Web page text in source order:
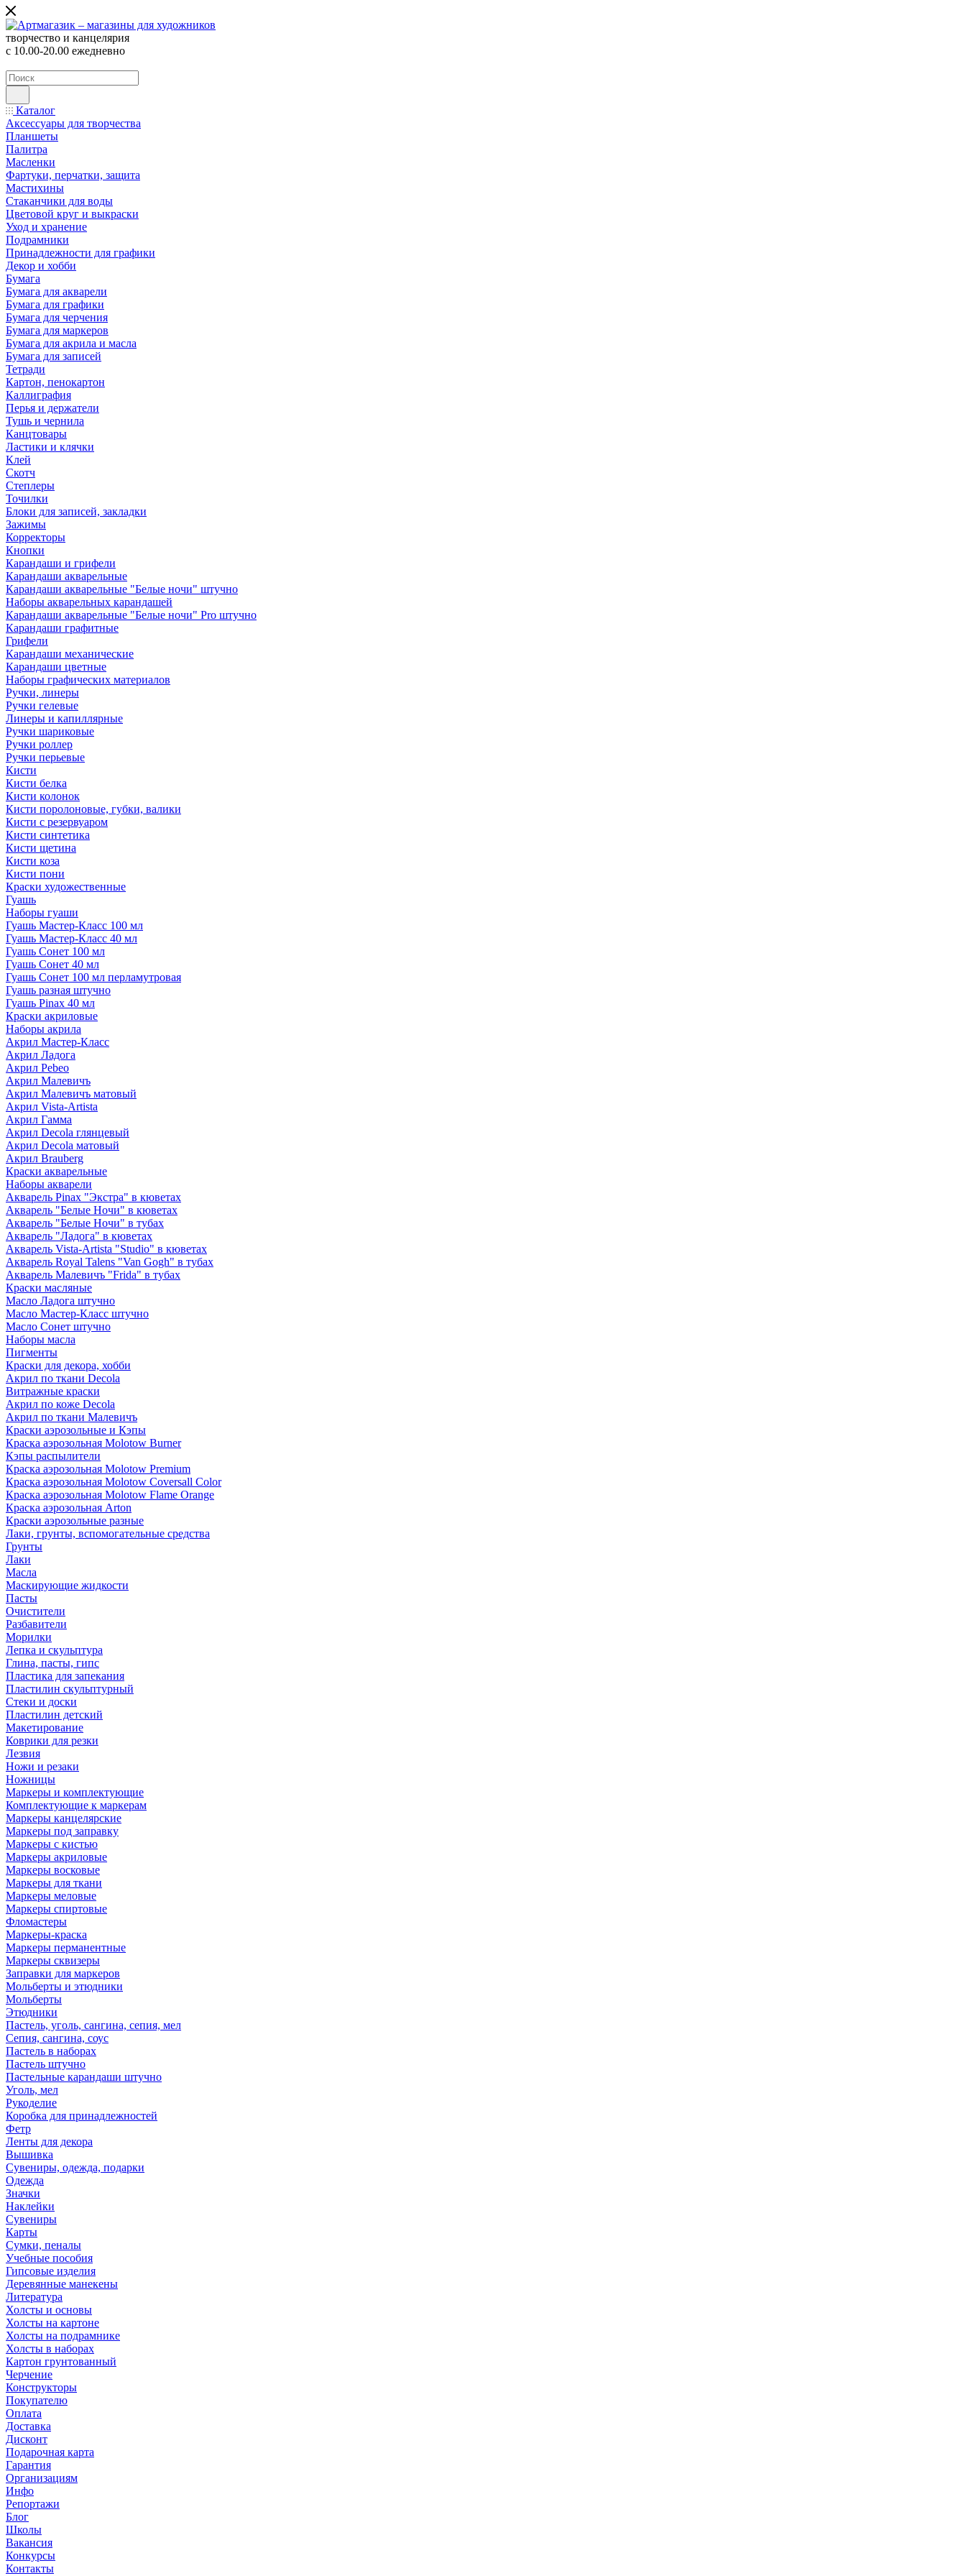
творчество и канцелярия
с 10.00-20.00 ежедневно
Каталог
Аксессуары для творчества
Планшеты
Палитра
Масленки
Фартуки, перчатки, защита
Мастихины
Стаканчики для воды
Цветовой круг и выкраски
Уход и хранение
Подрамники
Принадлежности для графики
Декор и хобби
Бумага
Бумага для акварели
Бумага для графики
Бумага для черчения
Бумага для маркеров
Бумага для акрила и масла
Бумага для записей
Тетради
Картон, пенокартон
Каллиграфия
Перья и держатели
Тушь и чернила
Канцтовары
Ластики и клячки
Клей
Скотч
Степлеры
Точилки
Блоки для записей, закладки
Зажимы
Корректоры
Кнопки
Карандаши и грифели
Карандаши акварельные
Карандаши акварельные "Белые ночи" штучно
Наборы акварельных карандашей
Карандаши акварельные "Белые ночи" Pro штучно
Карандаши графитные
Грифели
Карандаши механические
Карандаши цветные
Наборы графических материалов
Ручки, линеры
Ручки гелевые
Линеры и капиллярные
Ручки шариковые
Ручки роллер
Ручки перьевые
Кисти
Кисти белка
Кисти колонок
Кисти поролоновые, губки, валики
Кисти с резервуаром
Кисти синтетика
Кисти щетина
Кисти коза
Кисти пони
Краски художественные
Гуашь
Наборы гуаши
Гуашь Мастер-Класс 100 мл
Гуашь Мастер-Класс 40 мл
Гуашь Сонет 100 мл
Гуашь Сонет 40 мл
Гуашь Сонет 100 мл перламутровая
Гуашь разная штучно
Гуашь Pinax 40 мл
Краски акриловые
Наборы акрила
Акрил Мастер-Класс
Акрил Ладога
Акрил Pebeo
Акрил Малевичъ
Акрил Малевичъ матовый
Акрил Vista-Artista
Акрил Гамма
Акрил Decola глянцевый
Акрил Decola матовый
Акрил Brauberg
Краски акварельные
Наборы акварели
Акварель Pinax "Экстра" в кюветах
Акварель "Белые Ночи" в кюветах
Акварель "Белые Ночи" в тубах
Акварель "Ладога" в кюветах
Акварель Vista-Artista "Studio" в кюветах
Акварель Royal Talens "Van Gogh" в тубах
Акварель Малевичъ "Frida" в тубах
Краски масляные
Масло Ладога штучно
Масло Мастер-Класс штучно
Масло Сонет штучно
Наборы масла
Пигменты
Краски для декора, хобби
Акрил по ткани Decola
Витражные краски
Акрил по коже Decola
Акрил по ткани Малевичъ
Краски аэрозольные и Кэпы
Краска аэрозольная Molotow Burner
Кэпы распылители
Краска аэрозольная Molotow Premium
Краска аэрозольная Molotow Coversall Color
Краска аэрозольная Molotow Flame Orange
Краска аэрозольная Arton
Краски аэрозольные разные
Лаки, грунты, вспомогательные средства
Грунты
Лаки
Масла
Маскирующие жидкости
Пасты
Очистители
Разбавители
Морилки
Лепка и скульптура
Глина, пасты, гипс
Пластика для запекания
Пластилин скульптурный
Стеки и доски
Пластилин детский
Макетирование
Коврики для резки
Лезвия
Ножи и резаки
Ножницы
Маркеры и комплектующие
Комплектующие к маркерам
Маркеры канцелярские
Маркеры под заправку
Маркеры с кистью
Маркеры акриловые
Маркеры восковые
Маркеры для ткани
Маркеры меловые
Маркеры спиртовые
Фломастеры
Маркеры-краска
Маркеры перманентные
Маркеры сквизеры
Заправки для маркеров
Мольберты и этюдники
Мольберты
Этюдники
Пастель, уголь, сангина, сепия, мел
Сепия, сангина, соус
Пастель в наборах
Пастель штучно
Пастельные карандаши штучно
Уголь, мел
Рукоделие
Коробка для принадлежностей
Фетр
Ленты для декора
Вышивка
Сувениры, одежда, подарки
Одежда
Значки
Наклейки
Сувениры
Карты
Сумки, пеналы
Учебные пособия
Гипсовые изделия
Деревянные манекены
Литература
Холсты и основы
Холсты на картоне
Холсты на подрамнике
Холсты в наборах
Картон грунтованный
Черчение
Конструкторы
Покупателю
Оплата
Доставка
Дисконт
Подарочная карта
Гарантия
Организациям
Инфо
Репортажи
Блог
Школы
Вакансия
Конкурсы
Контакты